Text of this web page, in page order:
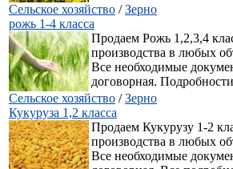
Сельское хозяйство /Зерно
рожь 1-4 класса
Продаем Рожь 1,2,3,4
производства в любых
Все необходимые
договорная.
Сельское хозяйство /Зерно
Кукуруза 1,2 класса
Продаем Кукурузу 1-2
производства в любых
Все необходимые